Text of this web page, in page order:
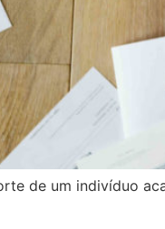
de um indivíduo